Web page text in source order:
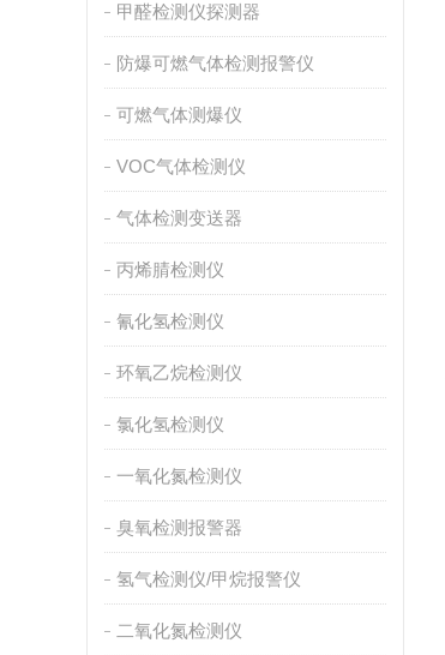
甲醛检测仪探测器
防爆可燃气体检测报警仪
可燃气体测爆仪
VOC气体检测仪
气体检测变送器
丙烯腈检测仪
氰化氢检测仪
环氧乙烷检测仪
氯化氢检测仪
一氧化氮检测仪
臭氧检测报警器
氢气检测仪/甲烷报警仪
二氧化氮检测仪